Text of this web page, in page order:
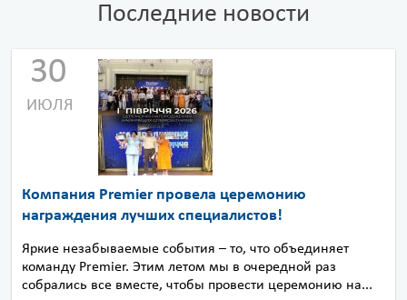
Последние новости
30
ИЮЛЯ
Компания Premier провела церемонию
награждения лучших специалистов!
Яркие незабываемые события – то, что объединяет
команду Premier. Этим летом мы в очередной раз
собрались все вместе, чтобы провести церемонию на...